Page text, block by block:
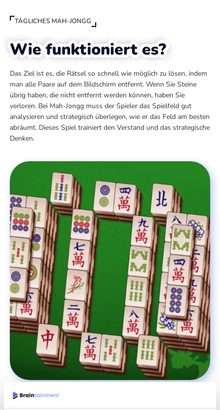
TÄGLICHES MAH-JONGG
Wie funktioniert es?
Das Ziel ist es, die Rätsel so schnell wie möglich zu lösen, indem
man alle Paare auf dem Bildschirm entfernt. Wenn Sie Steine
übrig haben, die nicht entfernt werden können, haben Sie
verloren. Bei Mah-Jongg muss der Spieler das Spielfeld gut
analysieren und strategisch überlegen, wie er das Feld am besten
abräumt. Dieses Spiel trainiert den Verstand und das strategische
Denken.